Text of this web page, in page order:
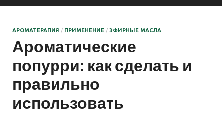
АРОМАТЕРАПИЯ / ПРИМЕНЕНИЕ / ЭФИРНЫЕ МАСЛА
Ароматические
попурри: как сделать и
правильно
использовать